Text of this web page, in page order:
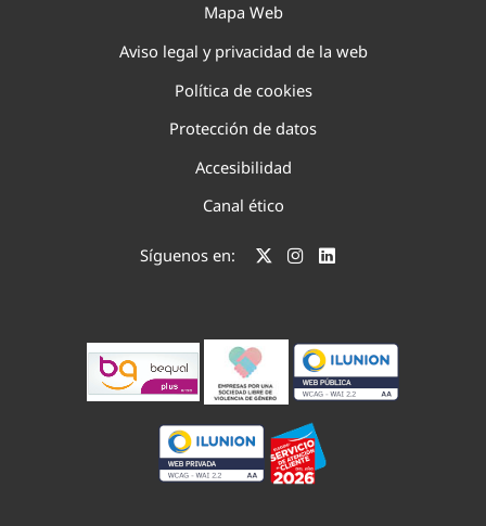
Mapa Web
Aviso legal y privacidad de la web
Política de cookies
Protección de datos
Accesibilidad
Canal ético
Síguenos en: